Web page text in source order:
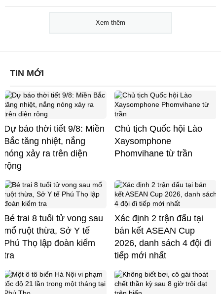
Xem thêm
TIN MỚI
Dự báo thời tiết 9/8: Miền
Bắc tăng nhiệt, nắng
nóng xảy ra trên diện
rộng
Chủ tịch Quốc hội Lào
Xaysomphone
Phomvihane từ trần
Bé trai 8 tuổi tử vong sau
mổ ruột thừa, Sở Y tế
Phú Thọ lập đoàn kiểm
tra
Xác định 2 trận đấu tại
bán kết ASEAN Cup
2026, danh sách 4 đội đi
tiếp mới nhất